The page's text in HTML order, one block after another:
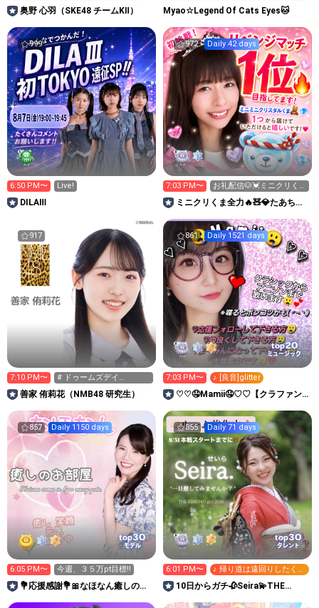
奥野 心羽（SKE48 チームKⅡ）
２日目
Myao☆Legend Of Cats Eyes🐱
999
6:50 PM〜 Live!
DILAⅢ
972 Daily 42 days
7:03 PM〜
お礼配信🐶💓ミニクリく
ま欲しいです🧸💎🔥🔥🔥
ミニクリくま全力🔥🧸💎たあちゃ
917
7:10 PM〜
# ドゥームズデイ
✖️NMB11期生
善家 侑莉花（NMB48 研究生）
861 Daily 1521 days
top20
ミュージック
7:03 PM〜 ♪ [良音]glitter
♡♡🤤Mamii🤤♡♡【クラファン
857 Daily 1150 days
top30
モデル
6:05 PM〜 今週、３５万pt目標‼️
💐応援感謝💐🎀なほなん癒しのお
855 Daily 71 days
top30
タレント
6:01 PM〜
♪ 帰り道は遠回りしたくな
る
10日からガチ🥀Seira💫THE